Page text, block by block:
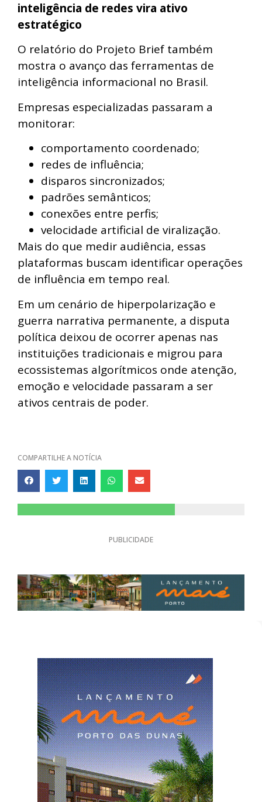
inteligência de redes vira ativo
estratégico
O relatório do Projeto Brief também
mostra o avanço das ferramentas de
inteligência informacional no Brasil.
Empresas especializadas passaram a
monitorar:
comportamento coordenado;
redes de influência;
disparos sincronizados;
padrões semânticos;
conexões entre perfis;
velocidade artificial de viralização.
Mais do que medir audiência, essas
plataformas buscam identificar operações
de influência em tempo real.
Em um cenário de hiperpolarização e
guerra narrativa permanente, a disputa
política deixou de ocorrer apenas nas
instituições tradicionais e migrou para
ecossistemas algorítmicos onde atenção,
emoção e velocidade passaram a ser
ativos centrais de poder.
COMPARTILHE A NOTÍCIA
PUBLICIDADE